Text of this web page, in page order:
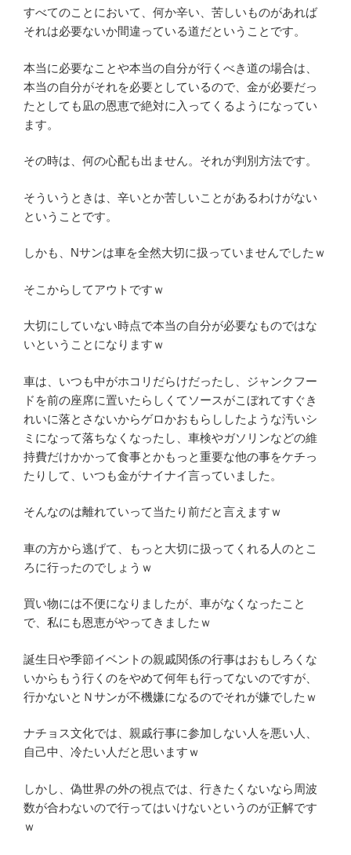
すべてのことにおいて、何か辛い、苦しいものがあれば
それは必要ないか間違っている道だということです。
本当に必要なことや本当の自分が行くべき道の場合は、
本当の自分がそれを必要としているので、金が必要だっ
たとしても凪の恩恵で絶対に入ってくるようになってい
ます。
その時は、何の心配も出ません。それが判別方法です。
そういうときは、辛いとか苦しいことがあるわけがない
ということです。
しかも、Nサンは車を全然大切に扱っていませんでしたｗ
そこからしてアウトですｗ
大切にしていない時点で本当の自分が必要なものではな
いということになりますｗ
車は、いつも中がホコリだらけだったし、ジャンクフー
ドを前の座席に置いたらしくてソースがこぼれてすぐき
れいに落とさないからゲロかおもらししたような汚いシ
ミになって落ちなくなったし、車検やガソリンなどの維
持費だけかかって食事とかもっと重要な他の事をケチっ
たりして、いつも金がナイナイ言っていました。
そんなのは離れていって当たり前だと言えますｗ
車の方から逃げて、もっと大切に扱ってくれる人のとこ
ろに行ったのでしょうｗ
買い物には不便になりましたが、車がなくなったこと
で、私にも恩恵がやってきましたｗ
誕生日や季節イベントの親戚関係の行事はおもしろくな
いからもう行くのをやめて何年も行ってないのですが、
行かないとＮサンが不機嫌になるのでそれが嫌でしたｗ
ナチョス文化では、親戚行事に参加しない人を悪い人、
自己中、冷たい人だと思いますｗ
しかし、偽世界の外の視点では、行きたくないなら周波
数が合わないので行ってはいけないというのが正解です
ｗ